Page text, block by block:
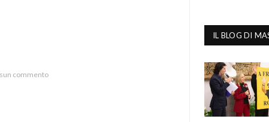
commento
IL BLOG DI